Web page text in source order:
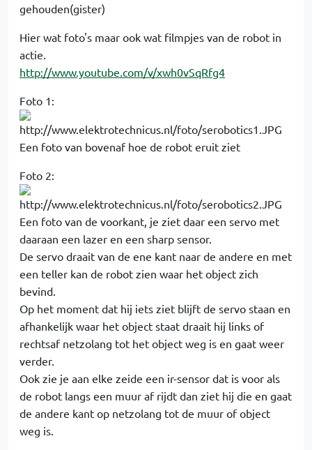
gehouden(gister)
Hier wat foto's maar ook wat filmpjes van de robot in
actie.
http://www.youtube.com/v/xwh0vSqRfg4
Foto 1:
Een foto van bovenaf hoe de robot eruit ziet
Foto 2:
Een foto van de voorkant, je ziet daar een servo met
daaraan een lazer en een sharp sensor.
De servo draait van de ene kant naar de andere en met
een teller kan de robot zien waar het object zich
bevind.
Op het moment dat hij iets ziet blijft de servo staan en
afhankelijk waar het object staat draait hij links of
rechtsaf netzolang tot het object weg is en gaat weer
verder.
Ook zie je aan elke zeide een ir-sensor dat is voor als
de robot langs een muur af rijdt dan ziet hij die en gaat
de andere kant op netzolang tot de muur of object
weg is.